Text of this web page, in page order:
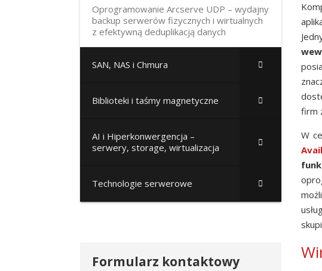
Oprogramowanie Arcserve UDP – wydajny
backup serwerów fizycznych i wirtualnych
z efektywną deduplikacją danych
SAN, NAS i Chmura
Biblioteki i taśmy magnetyczne
AI i Hiperkonwergencja –
serwery, storage, wirtualizacja
Technologie serwerowe
Formularz kontaktowy
firm
W